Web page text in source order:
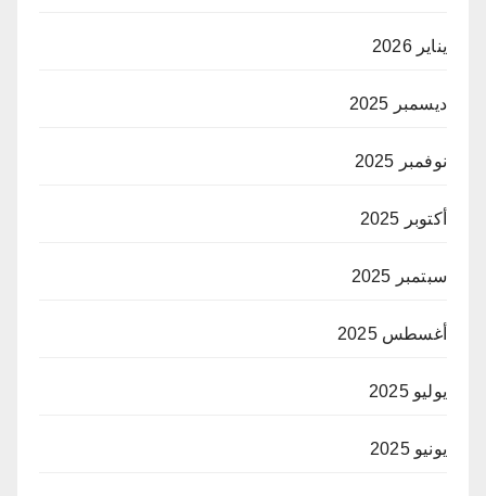
يناير 2026
ديسمبر 2025
نوفمبر 2025
أكتوبر 2025
سبتمبر 2025
أغسطس 2025
يوليو 2025
يونيو 2025